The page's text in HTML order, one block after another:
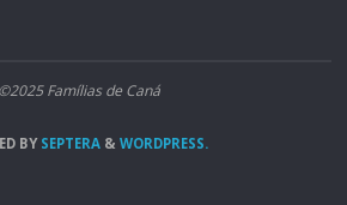
CÂNTICOS"
©2025 Famílias de Caná
BYSEPTERA & WORDPRESS.